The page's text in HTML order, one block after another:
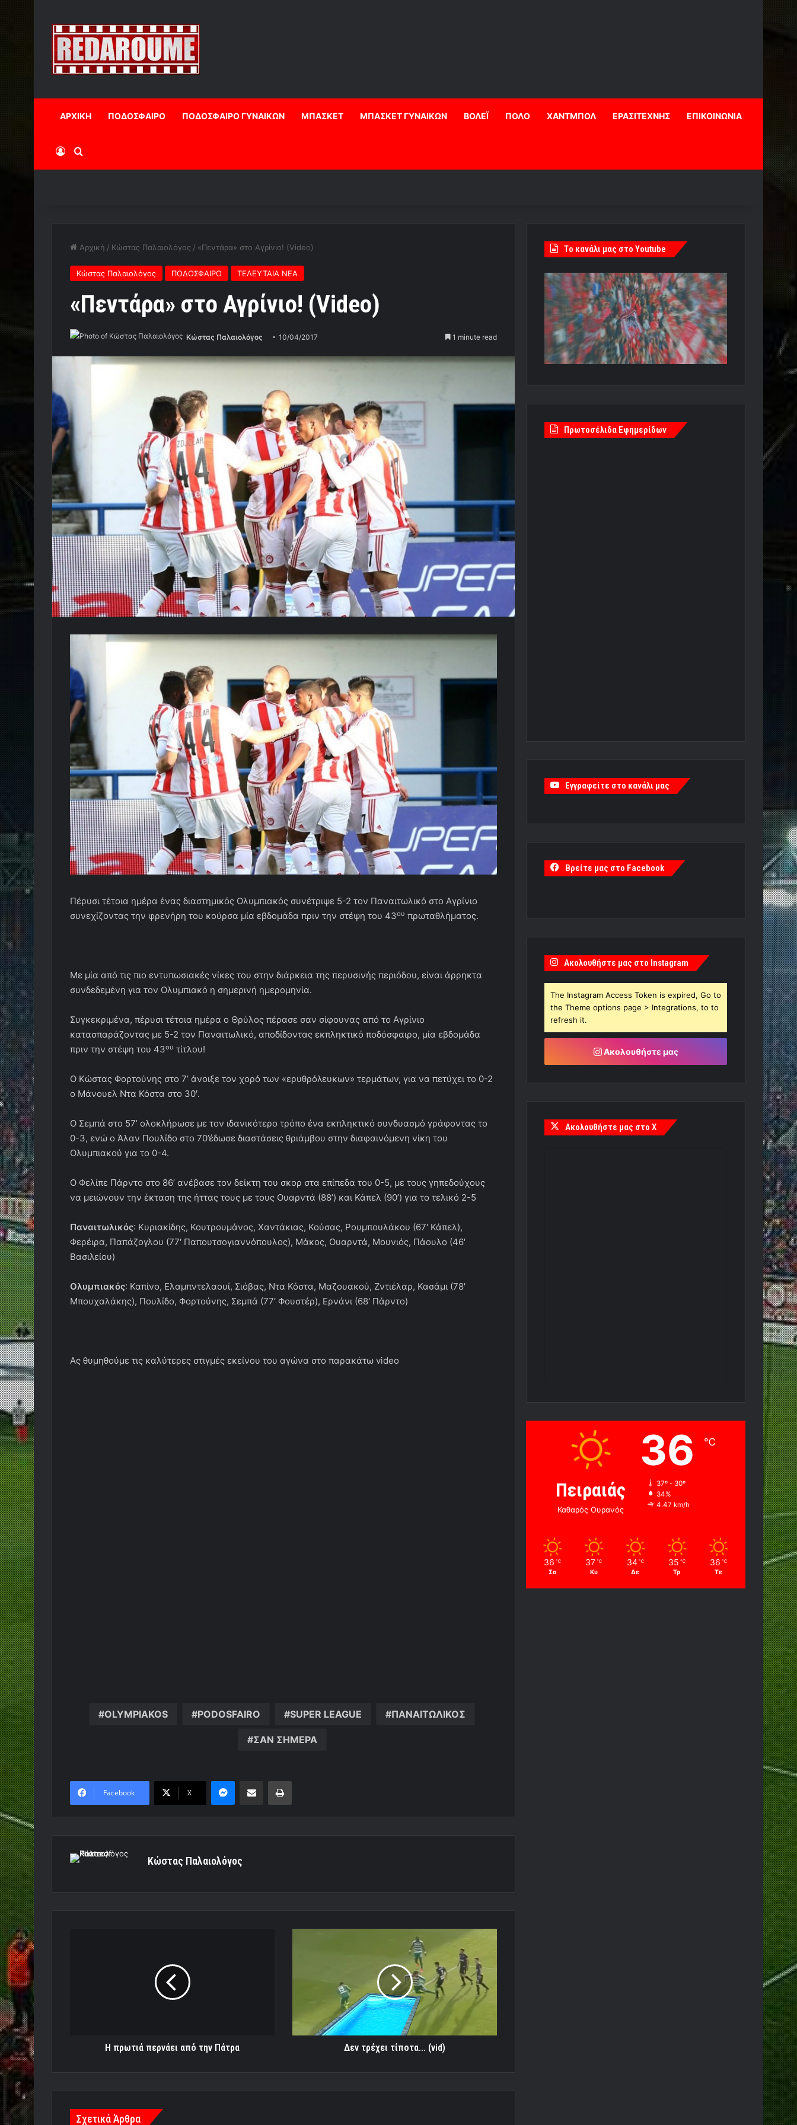
ΑΡΧΙΚΗ ΠΟΔΟΣΦΑΙΡΟ ΠΟΔΟΣΦΑΙΡΟ ΓΥΝΑΙΚΩΝ ΜΠΑΣΚΕΤ ΜΠΑΣΚΕΤ ΓΥΝΑΙΚΩΝ ΒΟΛΕΪ ΠΟΛΟ ΧΑΝΤΜΠΟΛ ΕΡΑΣΙΤΕΧΝΗΣ ΕΠΙΚΟΙΝΩΝΙΑ
Log InΑναζήτηση
Αρχική / Κώστας Παλαιολόγος / «Πεντάρα» στο Αγρίνιο! (Video)
Κώστας Παλαιολόγος ΠΟΔΟΣΦΑΙΡΟ ΤΕΛΕΥΤΑΙΑ ΝΕΑ
«Πεντάρα» στο Αγρίνιο! (Video)
Κώστας Παλαιολόγος 10/04/2017 1 minute read
Πέρυσι τέτοια ημέρα ένας διαστημικός Ολυμπιακός συνέτριψε 5-2 τον Παναιτωλικό στο Αγρίνιο
συνεχίζοντας την φρενήρη του κούρσα μία εβδομάδα πριν την στέψη του 43ου πρωταθλήματος.
Με μία από τις πιο εντυπωσιακές νίκες του στην διάρκεια της περυσινής περιόδου, είναι άρρηκτα
συνδεδεμένη για τον Ολυμπιακό η σημερινή ημερομηνία.
Συγκεκριμένα, πέρυσι τέτοια ημέρα ο Θρύλος πέρασε σαν σίφουνας από το Αγρίνιο
κατασπαράζοντας με 5-2 τον Παναιτωλικό, αποδίδοντας εκπληκτικό ποδόσφαιρο, μία εβδομάδα
πριν την στέψη του 43ου τίτλου!
Ο Κώστας Φορτούνης στο 7’ άνοιξε τον χορό των «ερυθρόλευκων» τερμάτων, για να πετύχει το 0-2
ο Μάνουελ Ντα Κόστα στο 30′.
Ο Σεμπά στο 57’ ολοκλήρωσε με τον ιδανικότερο τρόπο ένα εκπληκτικό συνδυασμό γράφοντας το
0-3, ενώ ο Άλαν Πουλίδο στο 70’έδωσε διαστάσεις θριάμβου στην διαφαινόμενη νίκη του
Ολυμπιακού για το 0-4.
Ο Φελίπε Πάρντο στο 86’ ανέβασε τον δείκτη του σκορ στα επίπεδα του 0-5, με τους γηπεδούχους
να μειώνουν την έκταση της ήττας τους με τους Ουαρντά (88’) και Κάπελ (90’) για το τελικό 2-5
Παναιτωλικός: Κυριακίδης, Κουτρουμάνος, Χαντάκιας, Κούσας, Ρουμπουλάκου (67′ Κάπελ),
Φερέιρα, Παπάζογλου (77′ Παπουτσογιαννόπουλος), Μάκος, Ουαρντά, Μουνιός, Πάουλο (46′
Βασιλείου)
Ολυμπιακός: Καπίνο, Ελαμπντελαουί, Σιόβας, Ντα Κόστα, Μαζουακού, Ζντιέλαρ, Κασάμι (78′
Μπουχαλάκης), Πουλίδο, Φορτούνης, Σεμπά (77′ Φουστέρ), Ερνάνι (68′ Πάρντο)
Ας θυμηθούμε τις καλύτερες στιγμές εκείνου του αγώνα στο παρακάτω video
OLYMPIAKOS PODOSFAIRO SUPER LEAGUE ΠΑΝΑΙΤΩΛΙΚΟΣ
ΣΑΝ ΣΗΜΕΡΑ
Facebook X
MessengerΚοινοποίηση μέσω ηλεκτρονικού ταχυδρομείουΕκτύπωση
Κώστας Παλαιολόγος
Η πρωτιά περνάει από την Πάτρα Δεν τρέχει τίποτα... (vid)
Σχετικά Άρθρα
Tο κανάλι μας στο Youtube
Πρωτοσέλιδα Εφημερίδων
Εγγραφείτε στο κανάλι μας
Βρείτε μας στο Facebook
Ακολουθήστε μας στο Instagram
The Instagram Access Token is expired, Go to
the Theme options page > Integrations, to to
refresh it.
Ακολουθήστε μας
Ακολουθήστε μας στο X
Πειραιάς
Καθαρός Ουρανός
36 ℃
37º - 30º
34%
4.47 km/h
36 ℃
Σα
37 ℃
Κυ
34 ℃
Δε
35 ℃
Τρ
36 ℃
Τε